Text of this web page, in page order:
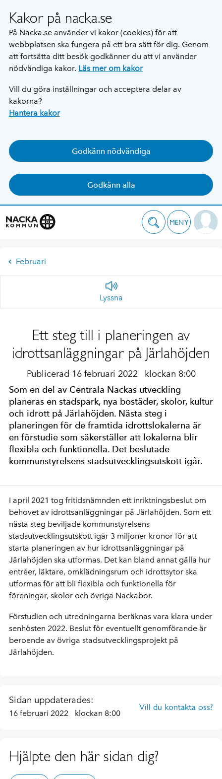
Kakor på nacka.se
På Nacka.se använder vi kakor (cookies) för att
webbplatsen ska fungera på ett bra sätt för dig. Genom
att fortsätta ditt besök godkänner du att vi använder
nödvändiga kakor. Läs mer om kakor
Vill du göra inställningar och acceptera delar av
kakorna?
Hantera kakor
Godkänn nödvändiga
Godkänn alla
MENY
Februari
Lyssna
Ett steg till i planeringen av
idrottsanläggningar på Järlahöjden
Publicerad 16 februari 2022 klockan 8:00
Som en del av Centrala Nackas utveckling
planeras en stadspark, nya bostäder, skolor, kultur
och idrott på Järlahöjden. Nästa steg i
planeringen för de framtida idrottslokalerna är
en förstudie som säkerställer att lokalerna blir
flexibla och funktionella. Det beslutade
kommunstyrelsens stadsutvecklingsutskott igår.
I april 2021 tog fritidsnämnden ett inriktningsbeslut om
behovet av idrottsanläggningar på Järlahöjden. Som ett
nästa steg beviljade kommunstyrelsens
stadsutvecklingsutskott igår 3 miljoner kronor för att
starta planeringen av hur idrottsanläggningar på
Järlahöjden ska utformas. Det kan bland annat gälla hur
entréer, läktare, omklädningsrum och idrottsytor ska
utformas för att bli flexibla och funktionella för
föreningar, skolor och övriga Nackabor.
Förstudien och utredningarna beräknas vara klara under
senhösten 2022. Beslut för eventuellt genomförande är
beroende av övriga stadsutvecklingsprojekt på
Järlahöjden.
Sidan uppdaterades:
16 februari 2022 klockan 8:00
Vill du kontakta oss?
Hjälpte den här sidan dig?